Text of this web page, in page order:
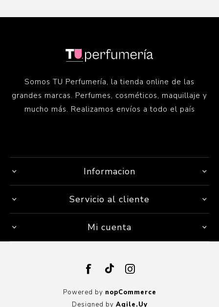
Somos TU Perfumería, la tienda online de las
grandes marcas. Perfumes, cosméticos, maquillaje y
mucho más. Realizamos envíos a todo el país
Informacion
Servicio al cliente
Mi cuenta
Powered by nopCommerce
Designed by Agile.Uy